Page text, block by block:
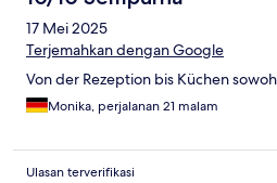
17 Mei 2025
Terjemahkan dengan Google
Von der Rezeption bis Küchen
Monika, perjalanan 21 malam
Ulasan terverifikasi